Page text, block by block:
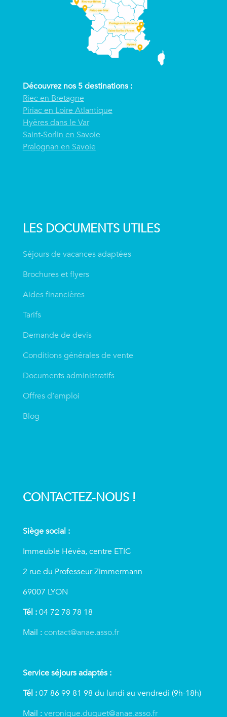
Découvrez nos 5 destinations :
Riec en Bretagne
Piriac en Loire Atlantique
Hyères dans le Var
Saint-Sorlin en Savoie
Pralognan en Savoie
LES DOCUMENTS UTILES
Séjours de vacances adaptées
Brochures et flyers
Aides financières
Tarifs
Demande de devis
Conditions générales de vente
Documents administratifs
Offres d’emploi
Blog
CONTACTEZ-NOUS !
Siège social :
Immeuble Hévéa, centre ETIC
2 rue du Professeur Zimmermann
69007 LYON
Tél :04 72 78 78 18
Mail : contact@anae.asso.fr
Service séjours adaptés :
Tél :07 86 99 81 98 du lundi au vendredi (9h-18h)
Mail : veronique.duguet@anae.asso.fr